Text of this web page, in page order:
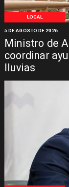
LOCAL
Ministro de
coordinar
lluvias
5 DE AGOSTO DE 2026